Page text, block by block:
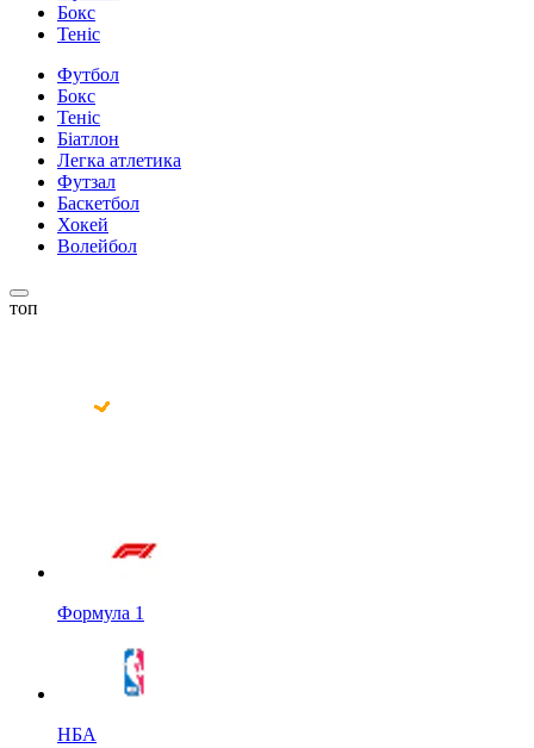
Бокс
Теніс
Футбол
Бокс
Теніс
Біатлон
Легка атлетика
Футзал
Баскетбол
Хокей
Волейбол
топ
Формула 1
НБА